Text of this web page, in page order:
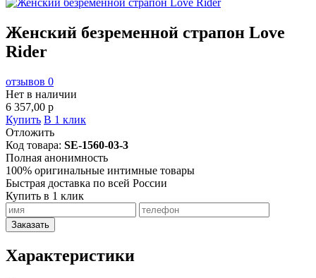
Женский безременной страпон Love
Rider
отзывов 0
Нет в наличии
6 357,00 p
Купить В 1 клик
Отложить
Код товара: SE-1560-03-3
Полная анонимность
100% оригинальные интимные товары
Быстрая доставка по всей России
Купить в 1 клик
Заказать
Характеристики